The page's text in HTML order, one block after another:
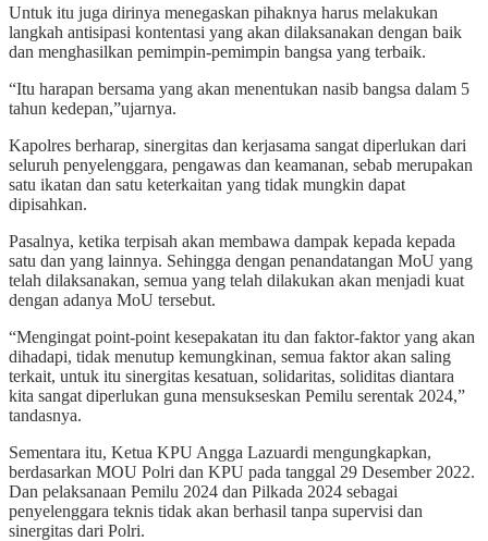
Untuk itu juga dirinya menegaskan pihaknya harus melakukan
langkah antisipasi kontentasi yang akan dilaksanakan dengan baik
dan menghasilkan pemimpin-pemimpin bangsa yang terbaik.
“Itu harapan bersama yang akan menentukan nasib bangsa dalam 5
tahun kedepan,”ujarnya.
Kapolres berharap, sinergitas dan kerjasama sangat diperlukan dari
seluruh penyelenggara, pengawas dan keamanan, sebab merupakan
satu ikatan dan satu keterkaitan yang tidak mungkin dapat
dipisahkan.
Pasalnya, ketika terpisah akan membawa dampak kepada kepada
satu dan yang lainnya. Sehingga dengan penandatangan MoU yang
telah dilaksanakan, semua yang telah dilakukan akan menjadi kuat
dengan adanya MoU tersebut.
“Mengingat point-point kesepakatan itu dan faktor-faktor yang akan
dihadapi, tidak menutup kemungkinan, semua faktor akan saling
terkait, untuk itu sinergitas kesatuan, solidaritas, soliditas diantara
kita sangat diperlukan guna mensukseskan Pemilu serentak 2024,”
tandasnya.
Sementara itu, Ketua KPU Angga Lazuardi mengungkapkan,
berdasarkan MOU Polri dan KPU pada tanggal 29 Desember 2022.
Dan pelaksanaan Pemilu 2024 dan Pilkada 2024 sebagai
penyelenggara teknis tidak akan berhasil tanpa supervisi dan
sinergitas dari Polri.